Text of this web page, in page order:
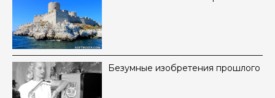
Безумные изобретения прошлого